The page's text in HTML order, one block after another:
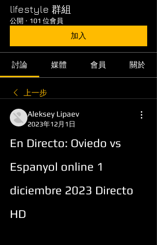
lifestyle 群組
公開 · 101 位會員
加入
討論 媒體 會員 關於
上一步
Aleksey Lipaev
2023年12月1日
En Directo: Oviedo vs
Espanyol online 1
diciembre 2023 Directo
HD